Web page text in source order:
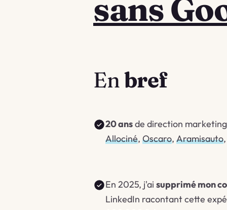
sans
Enbref
20 ansde direction
Allociné, Oscaro, Aramisauto
En 2025, j'ai supprimé mon
LinkedIn racontant cette